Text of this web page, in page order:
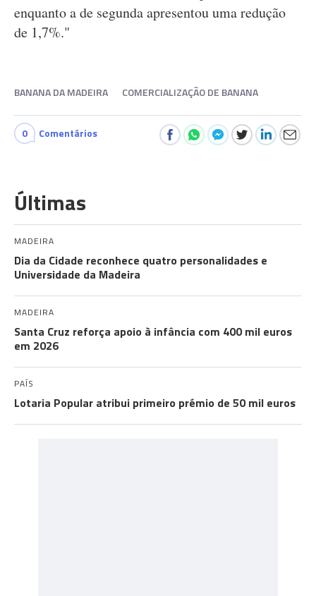
enquanto a de segunda apresentou uma redução
de 1,7%."
BANANA DA MADEIRA COMERCIALIZAÇÃO DE BANANA
0 Comentários
Últimas
MADEIRA
Dia da Cidade reconhece quatro personalidades e
Universidade da Madeira
MADEIRA
Santa Cruz reforça apoio à infância com 400 mil euros
em 2026
PAÍS
Lotaria Popular atribui primeiro prémio de 50 mil euros